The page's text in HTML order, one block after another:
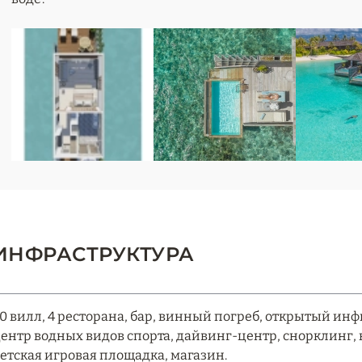
вилл, 4 ресторана, бар, винный погреб, открытый
водных видов спорта, дайвинг-центр, снорклинг,
игровая площадка, магазин.